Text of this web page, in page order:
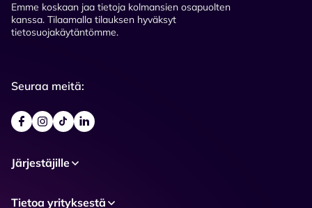
Emme koskaan jaa tietoja kolmansien osapuolten
kanssa. Tilaamalla tilauksen hyväksyt
tietosuojakäytäntömme.
Seuraa meitä:
Järjestäjille
Tietoa yrityksestä